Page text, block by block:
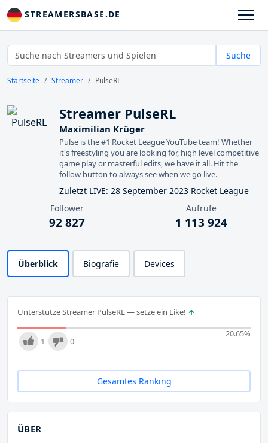
STREAMERSBASE.DE
Suche
Startseite Streamer PulseRL
Streamer PulseRL
Maximilian Krüger
Pulse is the #1 Rocket League YouTube team! Whether
it's freestyling you are looking for, high level competitive
game play or masterful edits, we have it all. Hit the
follow button to always see when we go live.
Zuletzt LIVE: 28 September 2023 Rocket League
Follower
92 827
Aufrufe
1 113 924
Überblick Biografie Devices
Unterstütze Streamer PulseRL — setze ein Like!
20.65%
1 0
Gesamtes Ranking
ÜBER